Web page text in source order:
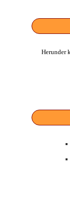
Herunder